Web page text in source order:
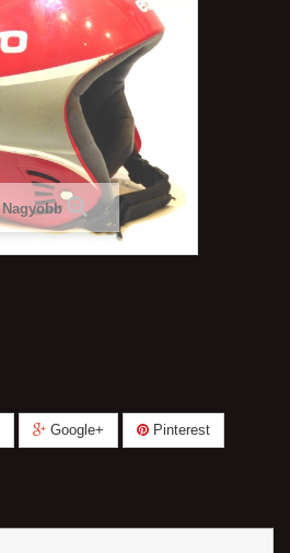
Nagyobb
Google+ Pinterest